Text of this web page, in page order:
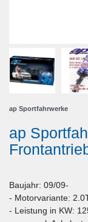
ap Sportfahrwerke
ap
Baujahr: 09/09-
- Motorvariante:
- Leistung in KW: